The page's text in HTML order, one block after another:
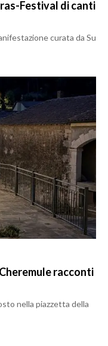
Festival di canti
curata da Su
racconti
nella piazzetta della